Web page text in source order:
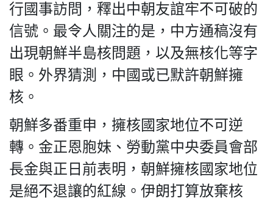
系列
活動
關於我們
我們的立場
行國事訪問，釋出中朝友誼牢不可破的
信號。最令人關注的是，中方通稿沒有
出現朝鮮半島核問題，以及無核化等字
眼。外界猜測，中國或已默許朝鮮擁
核。
朝鮮多番重申，擁核國家地位不可逆
轉。金正恩胞妹、勞動黨中央委員會部
長金與正日前表明，朝鮮擁核國家地位
是絕不退讓的紅線。伊朗打算放棄核